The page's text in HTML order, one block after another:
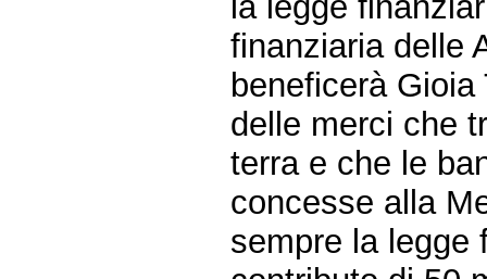
finanziaria delle
beneficerà
delle merci che
terra e che le
concesse alla
sempre la legge